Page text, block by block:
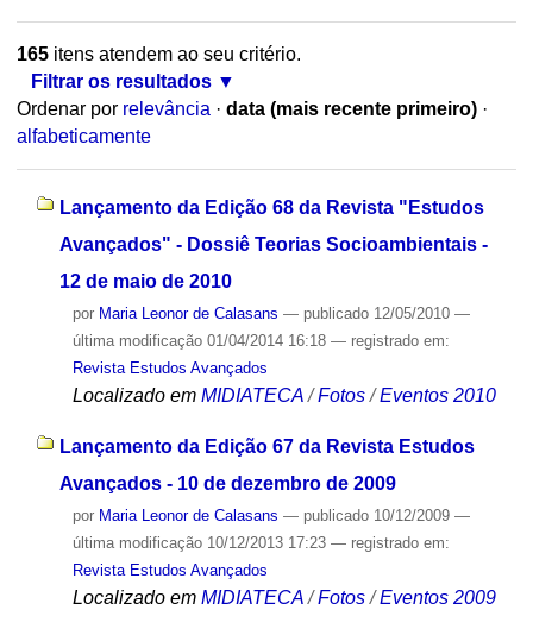
165itens atendem ao seu critério.
Filtrar os resultados
Ordenar por relevância · data (mais recente primeiro) ·
alfabeticamente
Lançamento da Edição 68 da Revista "Estudos
Avançados" - Dossiê Teorias Socioambientais -
12 de maio de 2010
por Maria Leonor de Calasans — publicado12/05/2010 —
última modificação01/04/2014 16:18 — registrado em:
Revista Estudos Avançados
Localizado em MIDIATECA /Fotos /Eventos 2010
Lançamento da Edição 67 da Revista Estudos
Avançados - 10 de dezembro de 2009
por Maria Leonor de Calasans — publicado10/12/2009 —
última modificação10/12/2013 17:23 — registrado em:
Revista Estudos Avançados
Localizado em MIDIATECA /Fotos /Eventos 2009